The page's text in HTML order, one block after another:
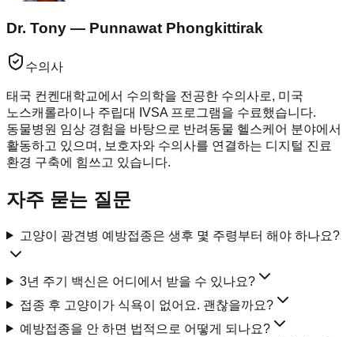
Dr. Tony — Punnawat Phongkittirak
수의사
태국 컨켄대학교에서 수의학을 전공한 수의사로, 미국
노스캐롤라이나 주립대 IVSA 프로그램을 수료했습니다.
동물병원 임상 경험을 바탕으로 반려동물 헬스케어 분야에서
활동하고 있으며, 보호자와 수의사를 연결하는 디지털 진료
환경 구축에 힘쓰고 있습니다.
자주 묻는 질문
고양이 광견병 예방접종은 생후 몇 주령부터 해야 하나요?
3년 주기 백신은 어디에서 받을 수 있나요?
접종 후 고양이가 식욕이 없어요. 괜찮을까요?
예방접종을 안 하면 법적으로 어떻게 되나요?